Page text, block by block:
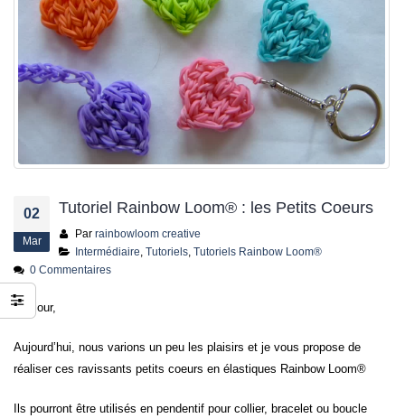
02
Mar
Tutoriel Rainbow Loom® : les Petits Coeurs
Par rainbowloom creative
Intermédiaire Tutoriels, Tutoriels Rainbow Loom®
0 Commentaires
Bonjour,
Aujourd’hui, nous varions un peu les plaisirs et je vous propose de
réaliser ces ravissants petits coeurs en élastiques Rainbow Loom®
Ils pourront être utilisés en pendentif pour collier, bracelet ou boucle
Fermeture estivale
21 juillet 2026
Profitez des Soldes
jusqu’au 21 juillet
24 juin 2026